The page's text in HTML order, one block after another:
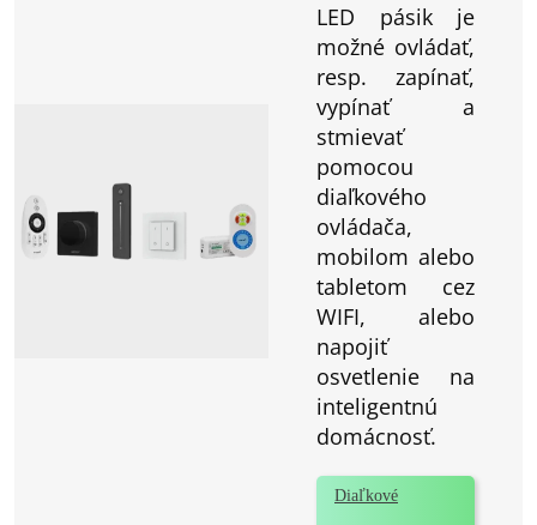
LED pásik je
možné ovládať,
resp. zapínať,
vypínať a
stmievať
pomocou
diaľkového
ovládača,
mobilom alebo
tabletom cez
WIFI, alebo
napojiť
osvetlenie na
inteligentnú
domácnosť.
Diaľkové